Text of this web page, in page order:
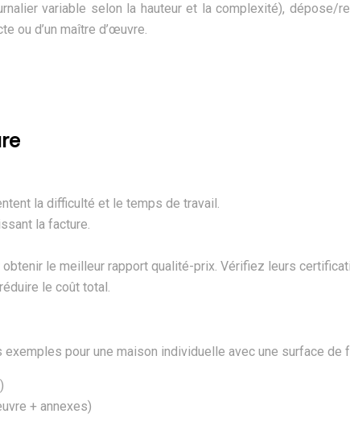
variable selon la hauteur et la complexité), dépose/
ou d’un maître d’œuvre.
la difficulté et le temps de travail.
la facture.
le meilleur rapport qualité-prix. Vérifiez leurs
le coût total.
pour une maison individuelle avec une surface de
+ annexes)